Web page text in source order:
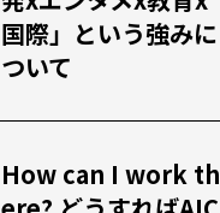
国際」という強みに
ついて
How can I work th